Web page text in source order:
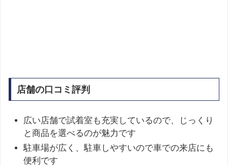
店舗の口コミ評判
広い店舗で試着室も充実しているので、じっくり
と商品を選べるのが魅力です
駐車場が広く、駐車しやすいので車での来店にも
便利です